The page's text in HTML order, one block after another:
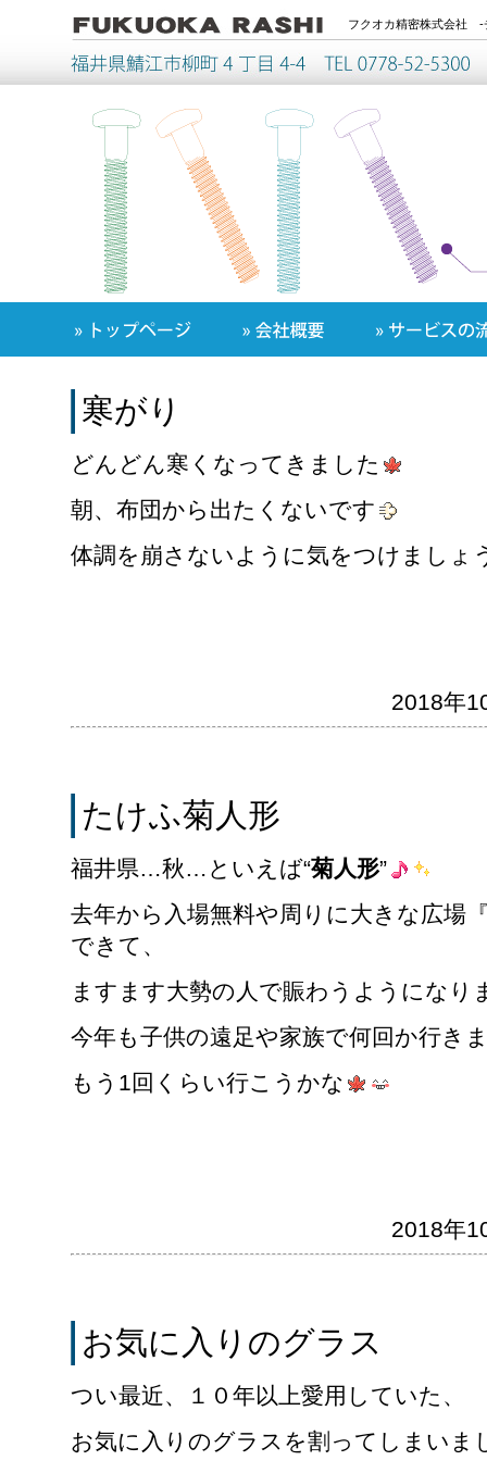
フクオカ精密株式会社 -
寒がり
どんどん寒くなってきました
朝、布団から出たくないです
体調を崩さないように気をつけましょ
2018年
たけふ菊人形
福井県…秋…といえば“菊人形”
去年から入場無料や周りに大きな広場
できて、
ますます大勢の人で賑わうようになり
今年も子供の遠足や家族で何回か行き
もう1回くらい行こうかな
2018年
お気に入りのグラス
つい最近、１０年以上愛用していた、
お気に入りのグラスを割ってしまいま